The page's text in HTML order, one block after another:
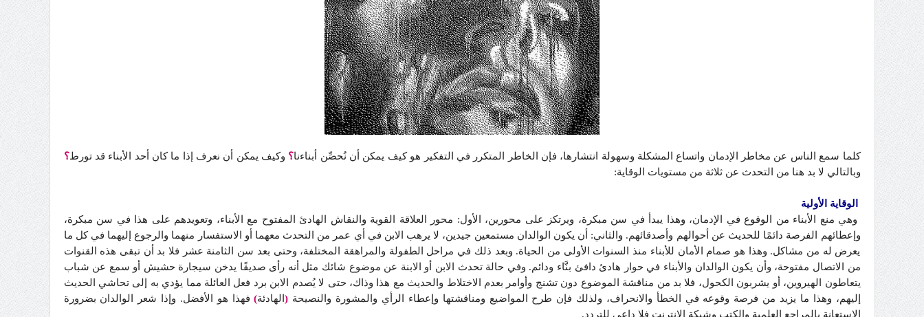
كلما سمع الناس عن مخاطر الإدمان واتساع المشكلة وسهولة انتشارها، فإن الخاطر المتكرر في التفكير هو كيف يمكن أن نُحصِّن أبناءنا؟ وكيف يمكن أن نعرف إذا ما كان أحد الأبناء قد تورط؟
وبالتالي لا بد هنا من التحدث عن ثلاثة من مستويات الوقاية:
الوقاية الأولية
وهي منع الأبناء من الوقوع في الإدمان، وهذا يبدأ في سن مبكرة، ويرتكز على محورين، الأول: محور العلاقة القوية والنقاش الهادئ المفتوح مع الأبناء، وتعويدهم على هذا في سن مبكرة،
وإعطائهم الفرصة دائمًا للحديث عن أحوالهم وأصدقائهم. والثاني: أن يكون الوالدان مستمعين جيدين، لا يرهب الابن في أي عمر من التحدث معهما أو الاستفسار منهما والرجوع إليهما في كل ما
يعرض له من مشاكل. وهذا هو صمام الأمان للأبناء منذ السنوات الأولى من الحياة. وبعد ذلك في مراحل الطفولة والمراهقة المختلفة، وحتى بعد سن الثامنة عشر فلا بد أن تبقى هذه القنوات
من الاتصال مفتوحة، وأن يكون الوالدان والأبناء في حوار هادئ دافئ بنَّاء ودائم. وفي حالة تحدث الابن أو الابنة عن موضوع شائك مثل أنه رأى صديقًا يدخن سيجارة حشيش أو سمع عن شباب
يتعاطون الهيروين، أو يشربون الكحول، فلا بد من مناقشة الموضوع دون تشنج وأوامر بعدم الاختلاط والحديث مع هذا وذاك، حتى لا يُصدم الابن برد فعل العائلة مما يؤدي به إلى تحاشي الحديث
إليهم، وهذا ما يزيد من فرصة وقوعه في الخطأ والانحراف، ولذلك فإن طرح المواضيع ومناقشتها وإعطاء الرأي والمشورة والنصيحة (الهادئة)فهذا هو الأفضل. وإذا شعر الوالدان بضرورة
الاستعانة بالمراجع العلمية والكتب وشبكة الإنترنت فلا داعي للتردد.